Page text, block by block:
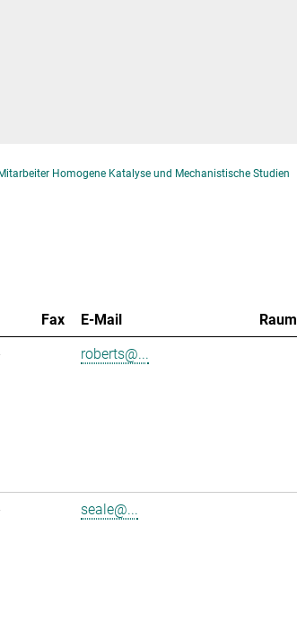
Mitarbeiter Homogene Katalyse und Mechanistische Studien
Fax E-Mail Raum
roberts@...
seale@...